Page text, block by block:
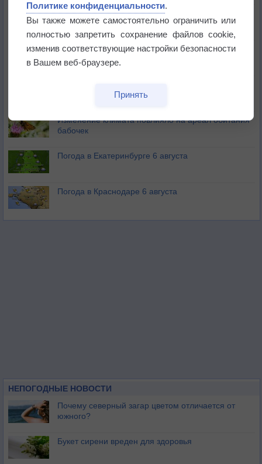
Приложение построит маршрут через тень
Атмосфера начала замерзать
Изменение климата повлияло на ареал обитания
бабочек
Погода в Екатеринбурге 6 августа
Погода в Краснодаре 6 августа
НЕПОГОДНЫЕ НОВОСТИ
Почему северный загар цветом отличается от
южного?
Букет сирени вреден для здоровья
Политике конфиденциальности.
Вы также можете самостоятельно ограничить или
полностью запретить сохранение файлов cookie,
изменив соответствующие настройки безопасности
в Вашем веб-браузере.
Принять